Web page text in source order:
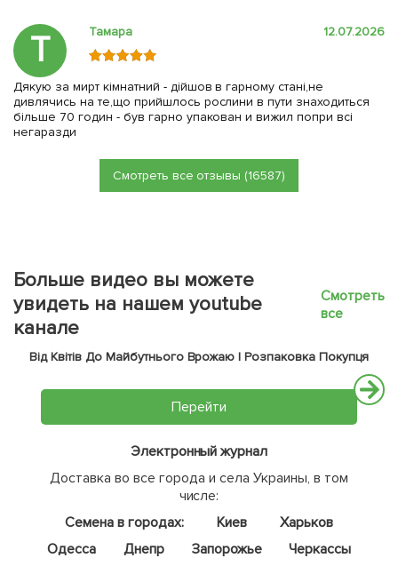
Т Тамара 12.07.2026
Дякую за мирт кімнатний - дійшов в гарному стані,не
дивлячись на те,що прийшлось рослини в пути знаходиться
більше 70 годин - був гарно упакован и вижил попри всі
негаразди
Смотреть все отзывы (16587)
Больше видео вы можете
увидеть на нашем youtube
канале
Смотреть
все
Від Квітів До Майбутнього Врожаю | Розпаковка Покупця
Перейти
Электронный журнал
Доставка во все города и села Украины, в том
числе:
Семена в городах:
Киев
Харьков
Одесса
Днепр Запорожье
Черкассы